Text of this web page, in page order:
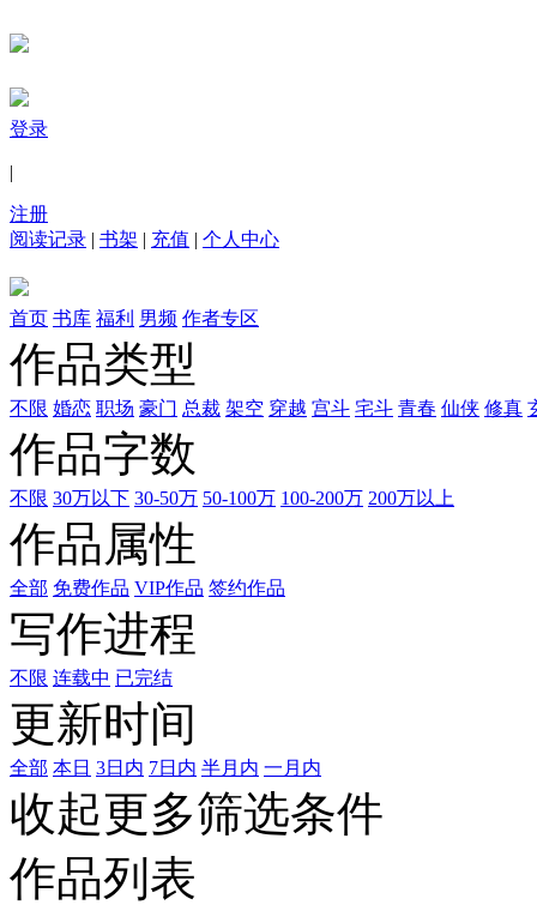
登录
|
注册
阅读记录 | 书架 | 充值 | 个人中心
首页 书库 福利 男频 作者专区
作品类型
不限 婚恋 职场 豪门 总裁 架空 穿越 宫斗 宅斗 青春 仙侠 修真
作品字数
不限 30万以下 30-50万 50-100万 100-200万 200万以上
作品属性
全部 免费作品 VIP作品 签约作品
写作进程
不限 连载中 已完结
更新时间
全部 本日 3日内 7日内 半月内 一月内
收起更多筛选条件
作品列表